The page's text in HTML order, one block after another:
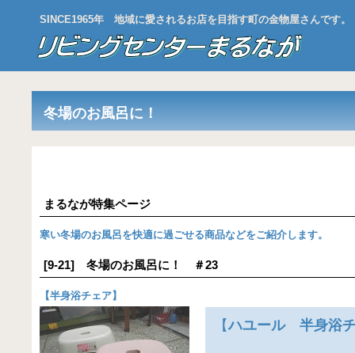
SINCE1965年 地域に愛されるお店を目指す町の金物屋さんです。
冬場のお風呂に！
まるなが特集ページ
寒い冬場のお風呂を快適に過ごせる商品などをご紹介します。
[9-21] 冬場のお風呂に！ ＃23
【半身浴チェア】
【ハユール 半身浴